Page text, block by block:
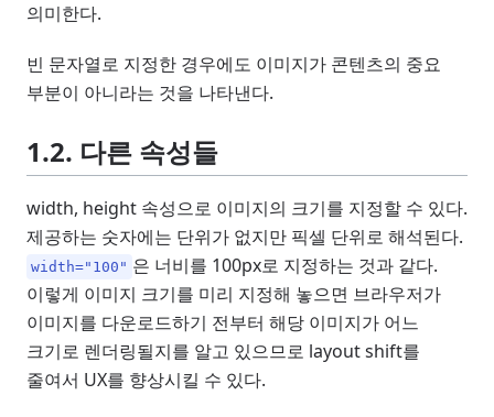
의미한다.
빈 문자열로 지정한 경우에도 이미지가 콘텐츠의 중요
부분이 아니라는 것을 나타낸다.
1.2. 다른 속성들
width, height 속성으로 이미지의 크기를 지정할 수 있다.
제공하는 숫자에는 단위가 없지만 픽셀 단위로 해석된다.
width="100" 은 너비를 100px로 지정하는 것과 같다.
이렇게 이미지 크기를 미리 지정해 놓으면 브라우저가
이미지를 다운로드하기 전부터 해당 이미지가 어느
크기로 렌더링될지를 알고 있으므로 layout shift를
줄여서 UX를 향상시킬 수 있다.